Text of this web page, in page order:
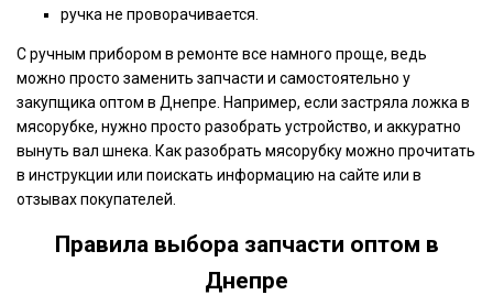
ручка не проворачивается.
С ручным прибором в ремонте все намного проще, ведь
можно просто заменить запчасти и самостоятельно у
закупщика оптом в Днепре. Например, если застряла ложка в
мясорубке, нужно просто разобрать устройство, и аккуратно
вынуть вал шнека. Как разобрать мясорубку можно прочитать
в инструкции или поискать информацию на сайте или в
отзывах покупателей.
Правила выбора запчасти оптом в
Днепре